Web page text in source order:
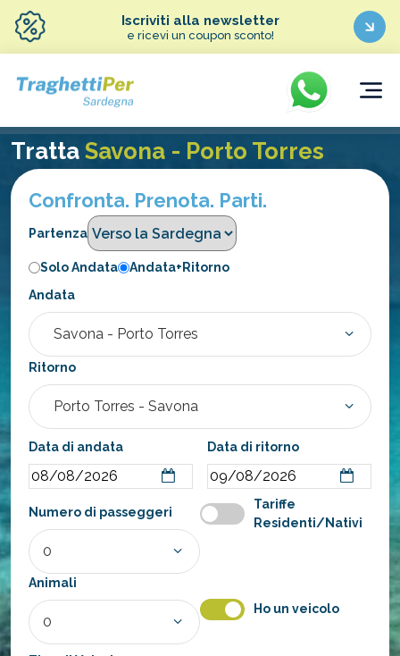
Iscriviti alla newsletter
e ricevi un coupon sconto!
Tratta Savona - Porto Torres
Confronta. Prenota. Parti.
Partenza
Solo Andata
Andata+Ritorno
Andata
Data di andata
Ritorno
Data di ritorno
Numero di passeggeri
Tariffe
Residenti/Nativi
Animali
Ho un veicolo